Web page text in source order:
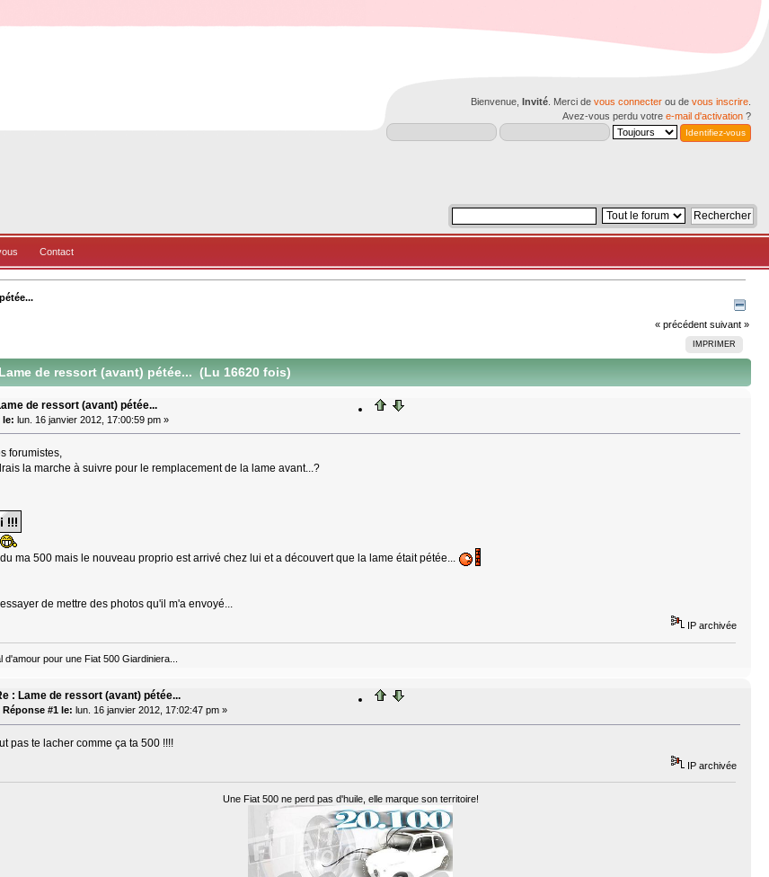
Bienvenue, Invité . Merci de vous connecter ou de vous inscrire
Avez-vous perdu votre e-mail d'activation ?
Contact
« précédent suivant »
IMPRIMER
de ressort (avant) pétée... (Lu 16620 fois)
de ressort (avant) pétée...
le: lun. 16 janvier 2012, 17:00:59 pm »
forumistes,
la marche à suivre pour le remplacement de la lame avant...?
ma 500 mais le nouveau proprio est arrivé chez lui et a découvert que la lame était pétée...
de mettre des photos qu'il m'a envoyé...
IP archivée
d'amour pour une Fiat 500 Giardiniera...
: Lame de ressort (avant) pétée...
Réponse #1 le: lun. 16 janvier 2012, 17:02:47 pm »
pas te lacher comme ça ta 500 !!!!
IP archivée
Une Fiat 500 ne perd pas d'huile, elle marque son territoire!